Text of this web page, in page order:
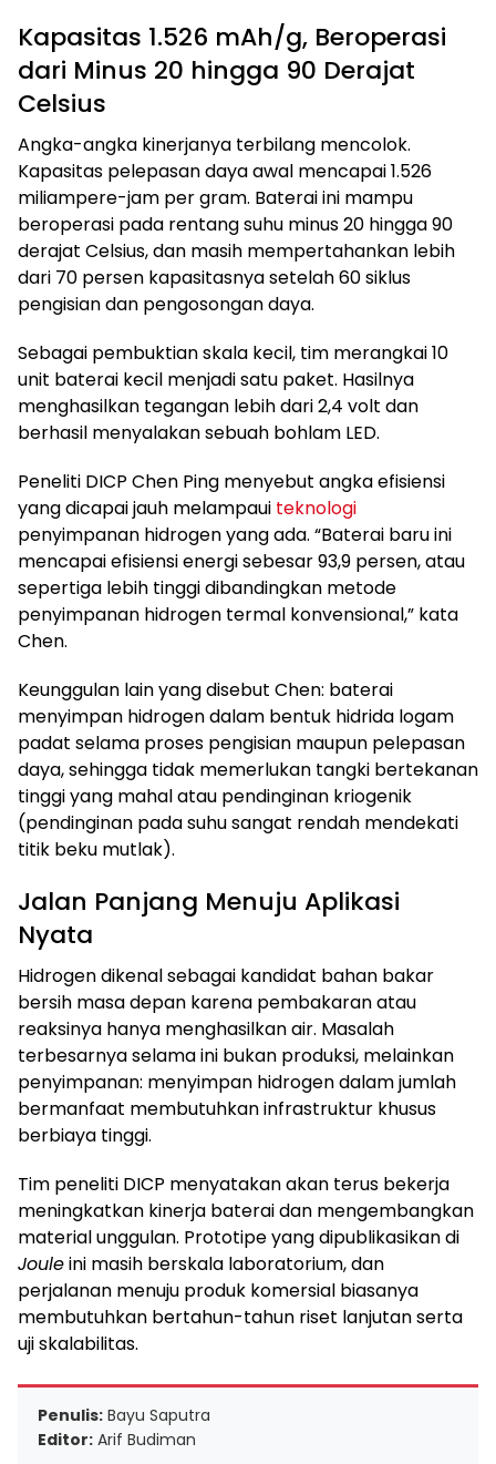
Kapasitas 1.526 mAh/g, Beroperasi
dari Minus 20 hingga 90 Derajat
Celsius
Angka-angka kinerjanya terbilang mencolok.
Kapasitas pelepasan daya awal mencapai 1.526
miliampere-jam per gram. Baterai ini mampu
beroperasi pada rentang suhu minus 20 hingga 90
derajat Celsius, dan masih mempertahankan lebih
dari 70 persen kapasitasnya setelah 60 siklus
pengisian dan pengosongan daya.
Sebagai pembuktian skala kecil, tim merangkai 10
unit baterai kecil menjadi satu paket. Hasilnya
menghasilkan tegangan lebih dari 2,4 volt dan
berhasil menyalakan sebuah bohlam LED.
Peneliti DICP Chen Ping menyebut angka efisiensi
yang dicapai jauh melampaui teknologi
penyimpanan hidrogen yang ada. “Baterai baru ini
mencapai efisiensi energi sebesar 93,9 persen, atau
sepertiga lebih tinggi dibandingkan metode
penyimpanan hidrogen termal konvensional,” kata
Chen.
Keunggulan lain yang disebut Chen: baterai
menyimpan hidrogen dalam bentuk hidrida logam
padat selama proses pengisian maupun pelepasan
daya, sehingga tidak memerlukan tangki bertekanan
tinggi yang mahal atau pendinginan kriogenik
(pendinginan pada suhu sangat rendah mendekati
titik beku mutlak).
Jalan Panjang Menuju Aplikasi
Nyata
Hidrogen dikenal sebagai kandidat bahan bakar
bersih masa depan karena pembakaran atau
reaksinya hanya menghasilkan air. Masalah
terbesarnya selama ini bukan produksi, melainkan
penyimpanan: menyimpan hidrogen dalam jumlah
bermanfaat membutuhkan infrastruktur khusus
berbiaya tinggi.
Tim peneliti DICP menyatakan akan terus bekerja
meningkatkan kinerja baterai dan mengembangkan
material unggulan. Prototipe yang dipublikasikan di
Jouleini masih berskala laboratorium, dan
perjalanan menuju produk komersial biasanya
membutuhkan bertahun-tahun riset lanjutan serta
uji skalabilitas.
Penulis: Bayu Saputra
Editor: Arif Budiman